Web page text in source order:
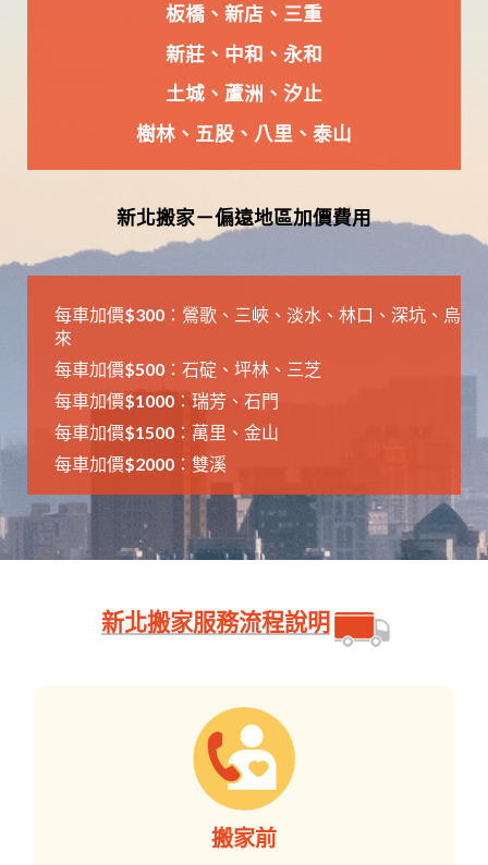
新北搬家－偏遠地區加價費用
板橋 、 新店 、 三重
新莊、 中和 、永和
土城 、 蘆洲 、 汐止
樹林 、五股、八里、泰山
每車加價$300：鶯歌、三峽、淡水、林口、深坑、烏
來
每車加價$500：石碇、坪林、三芝
每車加價$1000：瑞芳、石門
每車加價$1500：萬里、金山
每車加價$2000：雙溪
新北搬家服務流程說明
搬家前